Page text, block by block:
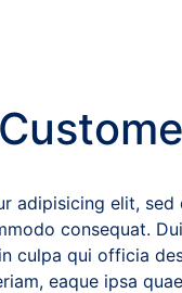
adipisicing elit,
consequat.
culpa qui officia
eaque ipsa